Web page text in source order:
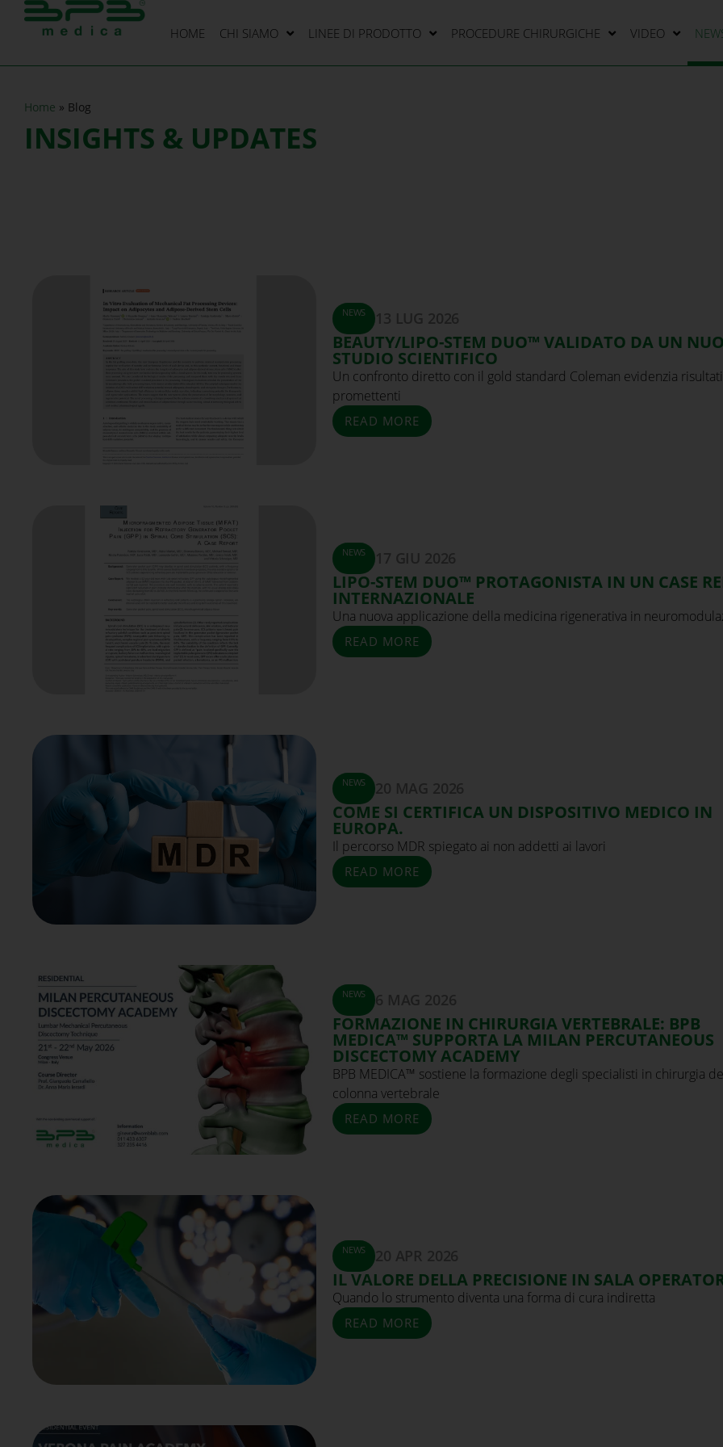
HOME CHI SIAMO LINEE DI PRODOTTO PROCEDURE CHIRURGICHE VIDEO
Home » Blog
INSIGHTS & UPDATES
NEWS
BEAUTY/LIPO-STEM DUO™ VALIDATO DA UN
STUDIO SCIENTIFICO
Un confronto diretto con il gold standard Coleman evidenzia
promettenti
READ MORE
NEWS
LIPO-STEM DUO™ PROTAGONISTA IN UN CASE
INTERNAZIONALE
Una nuova applicazione della medicina rigenerativa in
READ MORE
NEWS
COME SI CERTIFICA UN DISPOSITIVO MEDICO IN
EUROPA.
Il percorso MDR spiegato ai non addetti ai lavori
READ MORE
NEWS
FORMAZIONE IN CHIRURGIA VERTEBRALE: BPB
MEDICA™ SUPPORTA LA MILAN PERCUTANEOUS
DISCECTOMY ACADEMY
BPB MEDICA™ sostiene la formazione degli specialisti in chirurgia
colonna vertebrale
READ MORE
NEWS
IL VALORE DELLA PRECISIONE IN SALA
Quando lo strumento diventa una forma di cura indiretta
READ MORE